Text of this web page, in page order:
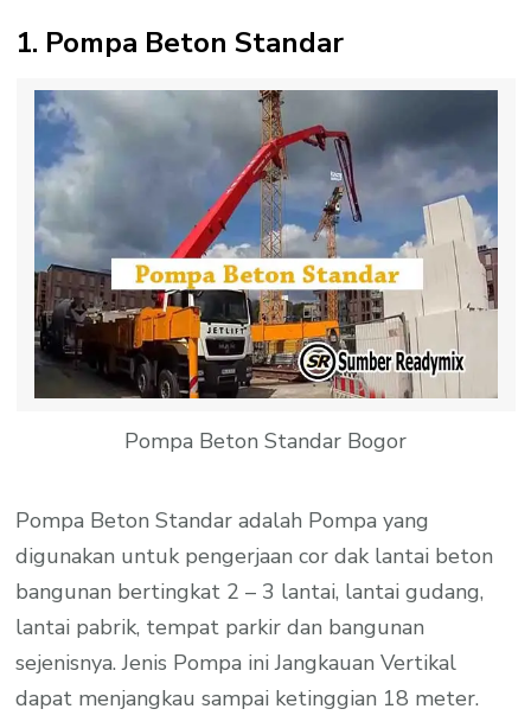
1. Pompa Beton Standar
Pompa Beton Standar Bogor
Pompa Beton Standar adalah Pompa yang
digunakan untuk pengerjaan cor dak lantai beton
bangunan bertingkat 2 – 3 lantai, lantai gudang,
lantai pabrik, tempat parkir dan bangunan
sejenisnya. Jenis Pompa ini Jangkauan Vertikal
dapat menjangkau sampai ketinggian 18 meter.